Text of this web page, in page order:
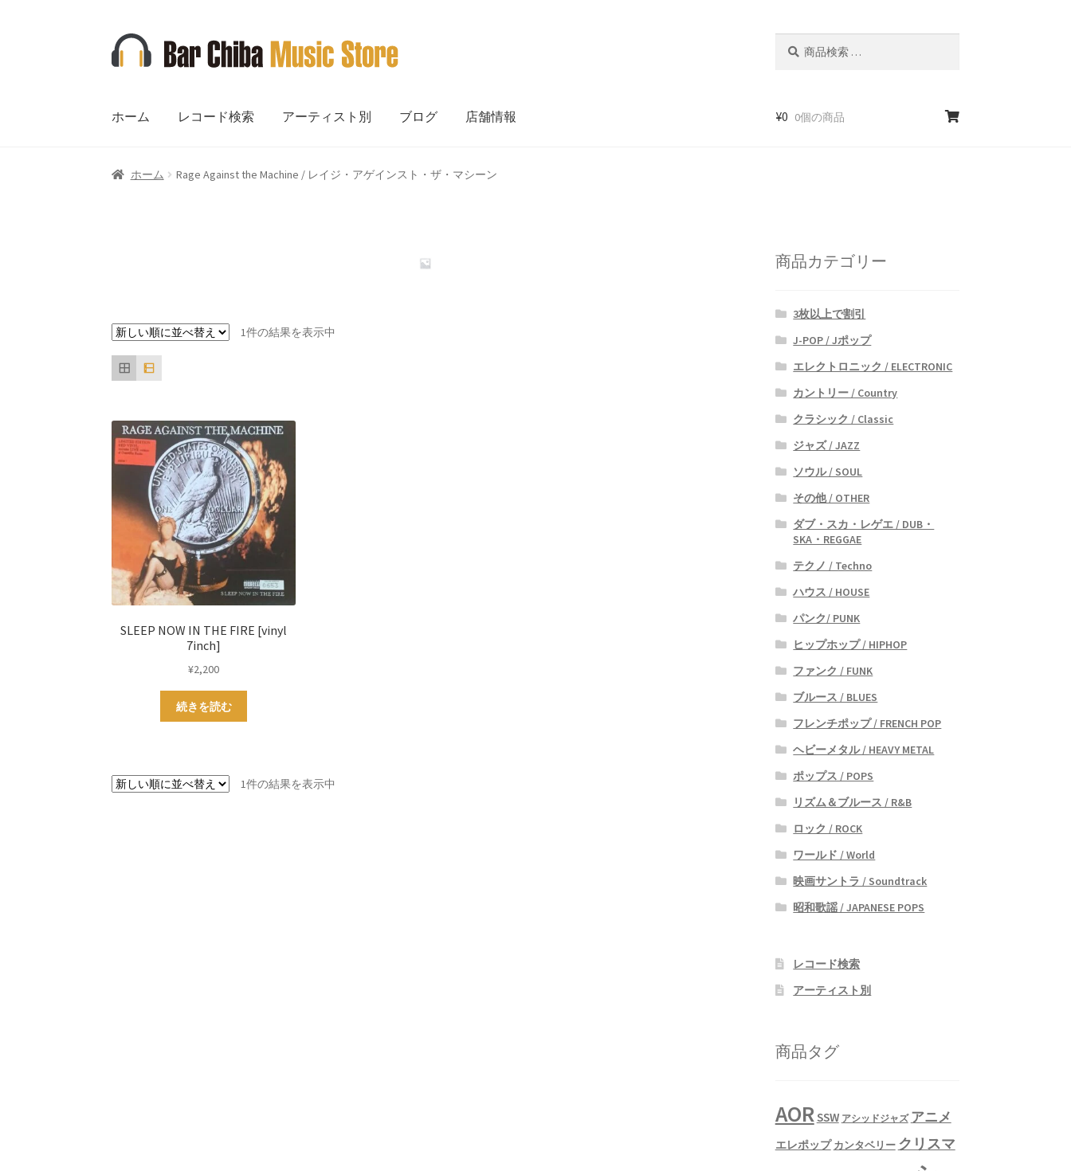
ナ
ビ
シ
へ
コ
ン
ツ
キ
ホーム レコード検索 アーティスト別 ブログ 店舗情報 ¥0 0個の商品
ホーム Rage Against the Machine / レイジ・アゲインスト・ザ・マシーン
1件の結果を表示中
SLEEP NOW IN THE FIRE [vinyl
7inch]
¥2,200
続きを読む
1件の結果を表示中
商品カテゴリー
3枚以上で割引
J-POP / Jポップ
エレクトロニック / ELECTRONIC
カントリー / Country
クラシック / Classic
ジャズ / JAZZ
ソウル / SOUL
その他 / OTHER
ダブ・スカ・レゲエ / DUB・
SKA・REGGAE
テクノ / Techno
ハウス / HOUSE
パンク/ PUNK
ヒップホップ / HIPHOP
ファンク / FUNK
ブルース / BLUES
フレンチポップ / FRENCH POP
ヘビーメタル / HEAVY METAL
ポップス / POPS
リズム＆ブルース / R&B
ロック / ROCK
ワールド / World
映画サントラ / Soundtrack
昭和歌謡 / JAPANESE POPS
レコード検索
アーティスト別
商品タグ
AORSSW アシッドジャズ アニメ
エレポップ カンタベリー クリスマ